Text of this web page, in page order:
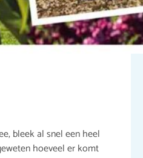
bleek al snel een heel
hoeveel er komt